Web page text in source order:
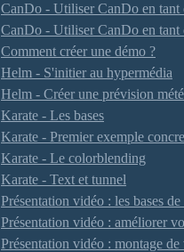
CanDo - Utiliser CanDo en tant
CanDo - Utiliser CanDo en
Comment créer une démo ?
Helm - S'initier au hypermédia
Helm - Créer une prévision
Karate - Les bases
Karate - Premier exemple
Karate - Le colorblending
Karate - Text et tunnel
Présentation vidéo : les bases
Présentation vidéo : améliorer
Présentation vidéo : montage